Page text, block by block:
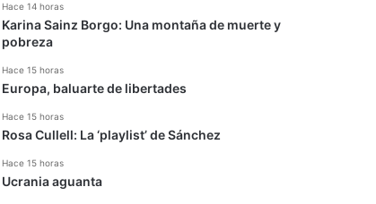
Hace 14 horas
Karina Sainz Borgo: Una montaña de muerte y
pobreza
Hace 15 horas
Europa, baluarte de libertades
Hace 15 horas
Rosa Cullell: La ‘playlist’ de Sánchez
Hace 15 horas
Ucrania aguanta